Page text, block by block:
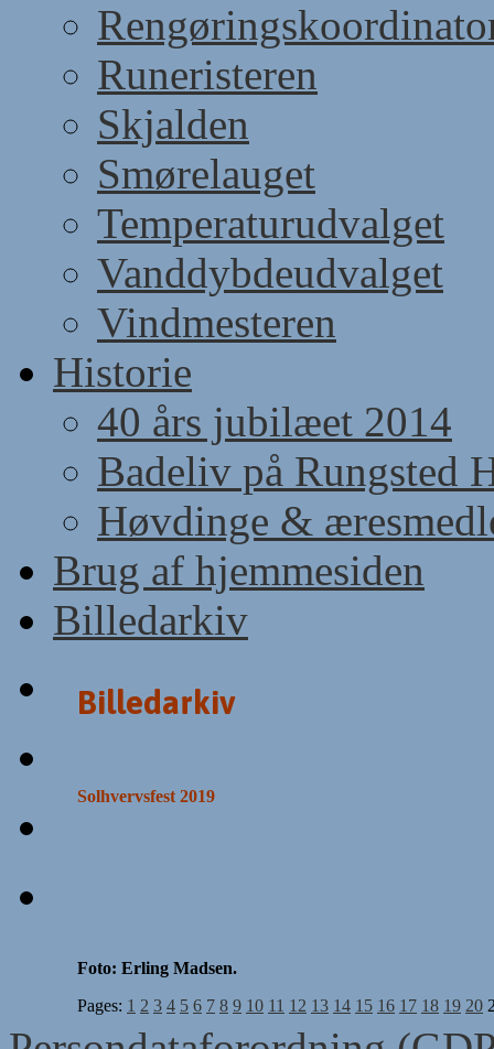
Runeristeren
Skjalden
Smørelauget
Temperaturudvalget
Vanddybdeudvalget
Vindmesteren
Historie
40 års jubilæet 2014
Badeliv på Rungsted
Høvdinge &
Brug af hjemmesiden
Billedarkiv
Billedarkiv
Solhvervsfest 2019
Foto: Erling Madsen.
Pages: 1 2 3 4 5 6 7 8 9 10 11 12 13 14 15 16 17 18 19 20